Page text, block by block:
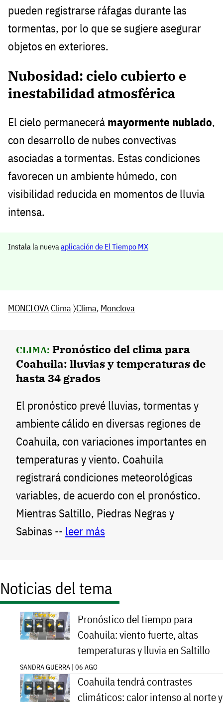
pueden registrarse ráfagas durante las
tormentas, por lo que se sugiere asegurar
objetos en exteriores.
Nubosidad: cielo cubierto e
inestabilidad atmosférica
El cielo permanecerá mayormente nublado,
con desarrollo de nubes convectivas
asociadas a tormentas. Estas condiciones
favorecen un ambiente húmedo, con
visibilidad reducida en momentos de lluvia
intensa.
Instala la nueva aplicación de El Tiempo MX
MONCLOVA Clima〉Clima, Monclova
CLIMA: Pronóstico del clima para
Coahuila: lluvias y temperaturas de
hasta 34 grados
El pronóstico prevé lluvias, tormentas y
ambiente cálido en diversas regiones de
Coahuila, con variaciones importantes en
temperaturas y viento. Coahuila
registrará condiciones meteorológicas
variables, de acuerdo con el pronóstico.
Mientras Saltillo, Piedras Negras y
Sabinas -- leer más
Noticias del tema
Pronóstico del tiempo para
Coahuila: viento fuerte, altas
temperaturas y lluvia en Saltillo
SANDRA GUERRA | 06 AGO
Coahuila tendrá contrastes
climáticos: calor intenso al norte y